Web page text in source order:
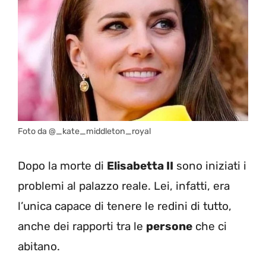
Foto da @_kate_middleton_royal
Dopo la morte di Elisabetta II sono iniziati i
problemi al palazzo reale. Lei, infatti, era
l’unica capace di tenere le redini di tutto,
anche dei rapporti tra le persone che ci
abitano.